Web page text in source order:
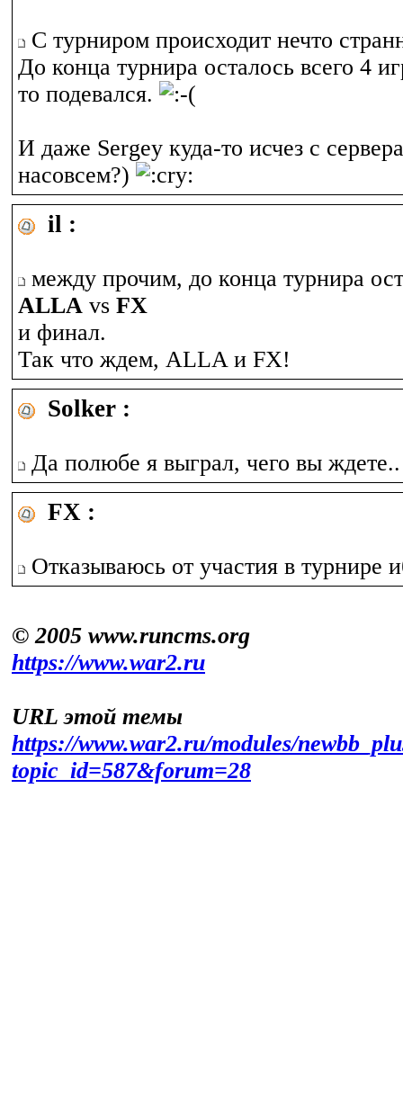
С турниром происходит нечто
До конца турнира осталось всего 4
то подевался.
И даже Sergey куда-то исчез с
насовсем?)
il :
между прочим, до конца турнира
ALLA vs FX
и финал.
Так что ждем, ALLA и FX!
Solker :
Да полюбе я выграл, чего вы ждете..
FX :
Отказываюсь от участия в турнире
© 2005 www.runcms.org
https://www.war2.ru
URL этой темы
https://www.war2.ru/modules/
topic_id=587&forum=28